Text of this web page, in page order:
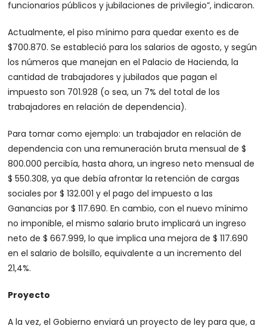
funcionarios públicos y jubilaciones de privilegio”, indicaron.
Actualmente, el piso mínimo para quedar exento es de
$700.870. Se estableció para los salarios de agosto, y según
los números que manejan en el Palacio de Hacienda, la
cantidad de trabajadores y jubilados que pagan el
impuesto son 701.928 (o sea, un 7% del total de los
trabajadores en relación de dependencia).
Para tomar como ejemplo: un trabajador en relación de
dependencia con una remuneración bruta mensual de $
800.000 percibía, hasta ahora, un ingreso neto mensual de
$ 550.308, ya que debía afrontar la retención de cargas
sociales por $ 132.001 y el pago del impuesto a las
Ganancias por $ 117.690. En cambio, con el nuevo mínimo
no imponible, el mismo salario bruto implicará un ingreso
neto de $ 667.999, lo que implica una mejora de $ 117.690
en el salario de bolsillo, equivalente a un incremento del
21,4%.
Proyecto
A la vez, el Gobierno enviará un proyecto de ley para que, a